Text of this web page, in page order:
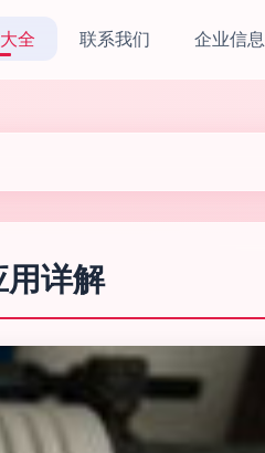
全 联系我们 企业信息
详解